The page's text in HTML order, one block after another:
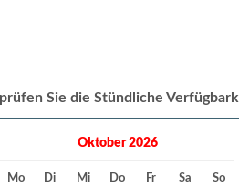
Sie die Stündliche
Oktober 2026
Mo Di Mi Do Fr Sa So